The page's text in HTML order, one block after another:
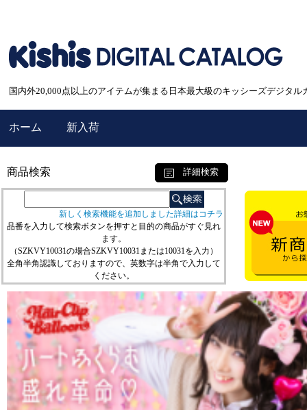
国内外20,000点以上のアイテムが集まる日本最大級のキッシーズデジタル
ホーム 新入荷
商品検索 詳細検索
新しく検索機能を追加しました詳細はコチラ
品番を入力して検索ボタンを押すと目的の商品がすぐ見れ
ます。
（SZKVY10031の場合SZKVY10031または10031を入力）
全角半角認識しておりますので、英数字は半角で入力して
ください。